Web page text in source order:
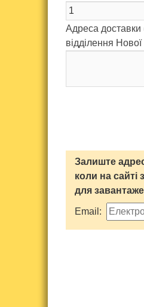
Адреса доставки
відділення
Залиште
коли на сайті
для
Email: